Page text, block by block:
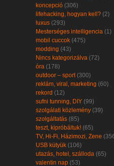
koncepció (306)
lifehacking, hogyan kell? (2)
luxus (293)
Mesterséges intelligencia (1)
mobil cuccok (475)
modding (43)
Nincs kategorizálva (72)
óra (178)
outdoor – sport(300)
reklám, viral, marketing (60)
rekord (12)
sufni tunning, DIY (99)
szolgálati közlemény (39)
szolgáltatás (85)
teszt, kipróbáltuk! (65)
TV, Hi-Fi, Házimozi, Zene
USB kütyük (106)
utazás, hotel, szálloda (65)
valentin nap (53)